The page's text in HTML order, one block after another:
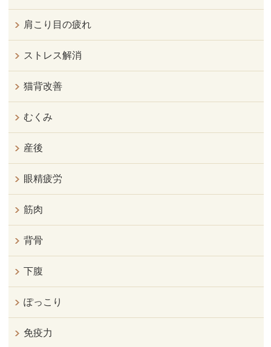
肩こり目の疲れ
ストレス解消
猫背改善
むくみ
産後
眼精疲労
筋肉
背骨
下腹
ぽっこり
免疫力